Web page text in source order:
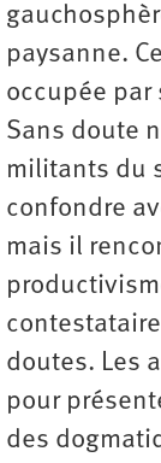
paysanne.
occupée par
Sans doute
militants du
confondre
mais il
doutes. Les
pour
des